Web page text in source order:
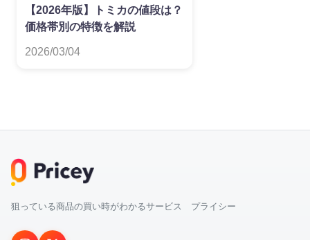
【2026年版】トミカの値段は？
価格帯別の特徴を解説
2026/03/04
狙っている商品の買い時がわかるサービス プライシー